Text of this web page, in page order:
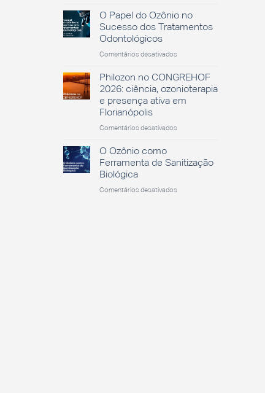
saúde
animal
Saúde
O Papel do Ozônio no
Sucesso dos Tratamentos
Odontológicos
Comentários desativadosem
Papel
do
no
dos
Philozon no CONGREHOF
2026: ciência, ozonioterapia
e presença ativa em
Florianópolis
Comentários desativadosem
CONGREHOF
ozonioterapia
O Ozônio como
Ferramenta de Sanitização
Biológica
Comentários desativadosem